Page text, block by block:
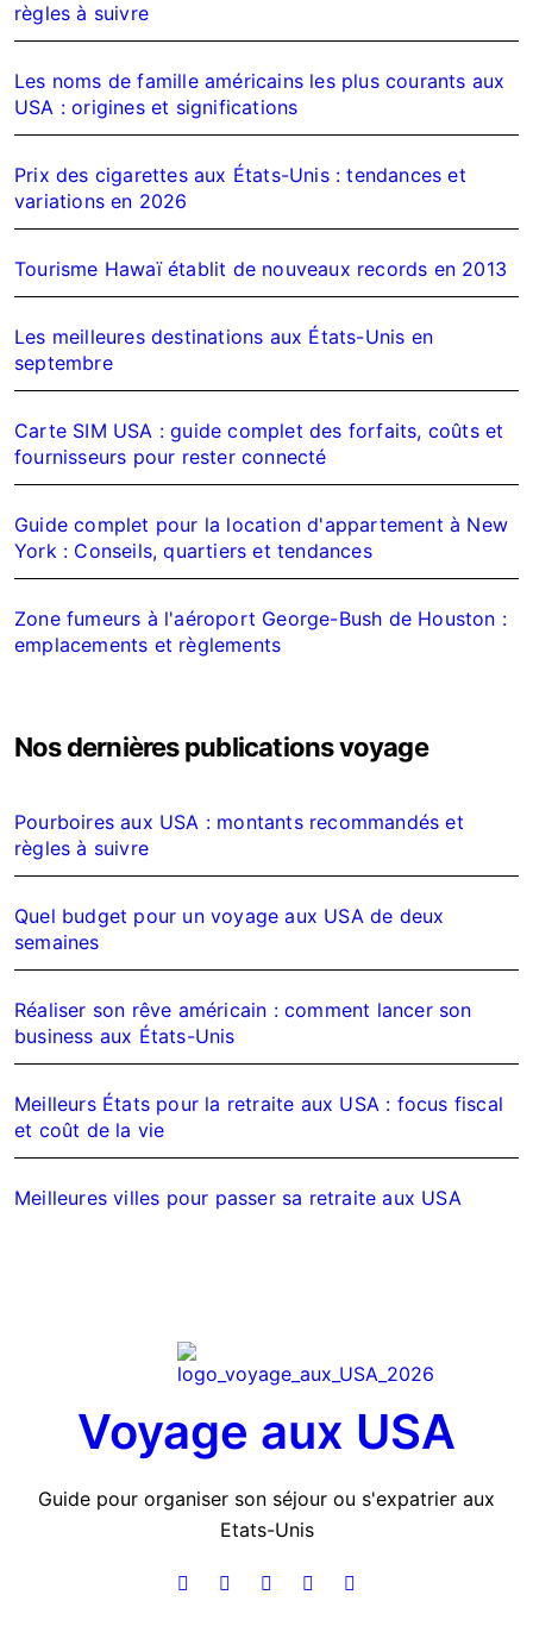
règles à suivre
Les noms de famille américains les plus courants aux
USA : origines et significations
Prix des cigarettes aux États-Unis : tendances et
variations en 2026
Tourisme Hawaï établit de nouveaux records en 2013
Les meilleures destinations aux États-Unis en
septembre
Carte SIM USA : guide complet des forfaits, coûts et
fournisseurs pour rester connecté
Guide complet pour la location d'appartement à New
York : Conseils, quartiers et tendances
Zone fumeurs à l'aéroport George-Bush de Houston :
emplacements et règlements
Nos dernières publications voyage
Pourboires aux USA : montants recommandés et
règles à suivre
Quel budget pour un voyage aux USA de deux
semaines
Réaliser son rêve américain : comment lancer son
business aux États-Unis
Meilleurs États pour la retraite aux USA : focus fiscal
et coût de la vie
Meilleures villes pour passer sa retraite aux USA
Voyage aux USA
Guide pour organiser son séjour ou s'expatrier aux
Etats-Unis